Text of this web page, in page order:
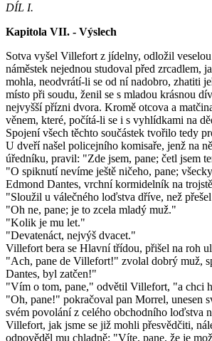
DÍL I.
Kapitola VII. - Výslech
Sotva vyšel Villefort z jídelny, odložil
náměstek nejednou studoval před zrcadlem,
mohla, neodvrátí-li se od ní nadobro, zhatiti
místo při soudu, ženil se s mladou krásnou
nejvyšší přízni dvora. Kromě otcova a
věnem, které, počítá-li se i s vyhlídkami na
Spojení všech těchto součástek tvořilo tedy
U dveří našel policejního komisaře, jenž na
úředníku, pravil: "Zde jsem, pane; četl jsem
"O spiknutí nevíme ještě ničeho, pane;
Edmond Dantes, vrchní kormidelník na
"Sloužil u válečného loďstva dříve, než
"Oh ne, pane; je to zcela mladý muž."
"Kolik je mu let."
"Devatenáct, nejvýš dvacet."
Villefort bera se Hlavní třídou, přišel na roh
"Ach, pane de Villefort!" zvolal dobrý muž,
Dantes, byl zatčen!"
"Vím o tom, pane," odvětil Villefort, "a chci
"Oh, pane!" pokračoval pan Morrel, unesen
svém povolání z celého obchodního loďstva
Villefort, jak jsme se již mohli přesvědčiti,
odpověděl mu chladně: "Víte, pane, že je